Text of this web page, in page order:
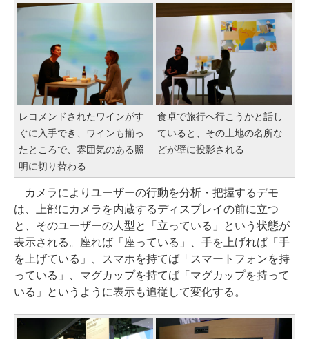
レコメンドされたワインがす
ぐに入手でき、ワインも揃っ
たところで、雰囲気のある照
明に切り替わる
食卓で旅行へ行こうかと話し
ていると、その土地の名所な
どが壁に投影される
カメラによりユーザーの行動を分析・把握するデモ
は、上部にカメラを内蔵するディスプレイの前に立つ
と、そのユーザーの人型と「立っている」という状態が
表示される。座れば「座っている」、手を上げれば「手
を上げている」、スマホを持てば「スマートフォンを持
っている」、マグカップを持てば「マグカップを持って
いる」というように表示も追従して変化する。